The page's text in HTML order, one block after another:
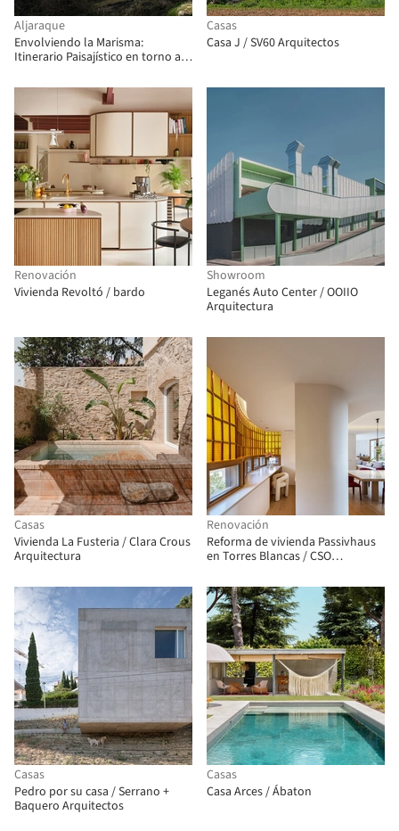
Aljaraque
Envolviendo la Marisma:
Itinerario Paisajístico en torno al
Acta
Casas
Casa J / SV60 Arquitectos
Renovación
Vivienda Revoltó / bardo
Showroom
Leganés Auto Center / OOIIO
Arquitectura
Casas
Vivienda La Fusteria / Clara Crous
Arquitectura
Renovación
Reforma de vivienda Passivhaus
en Torres Blancas / CSO
Casas
Pedro por su casa / Serrano +
Baquero Arquitectos
Casas
Casa Arces / Ábaton